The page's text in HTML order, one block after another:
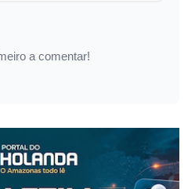
a comentar!